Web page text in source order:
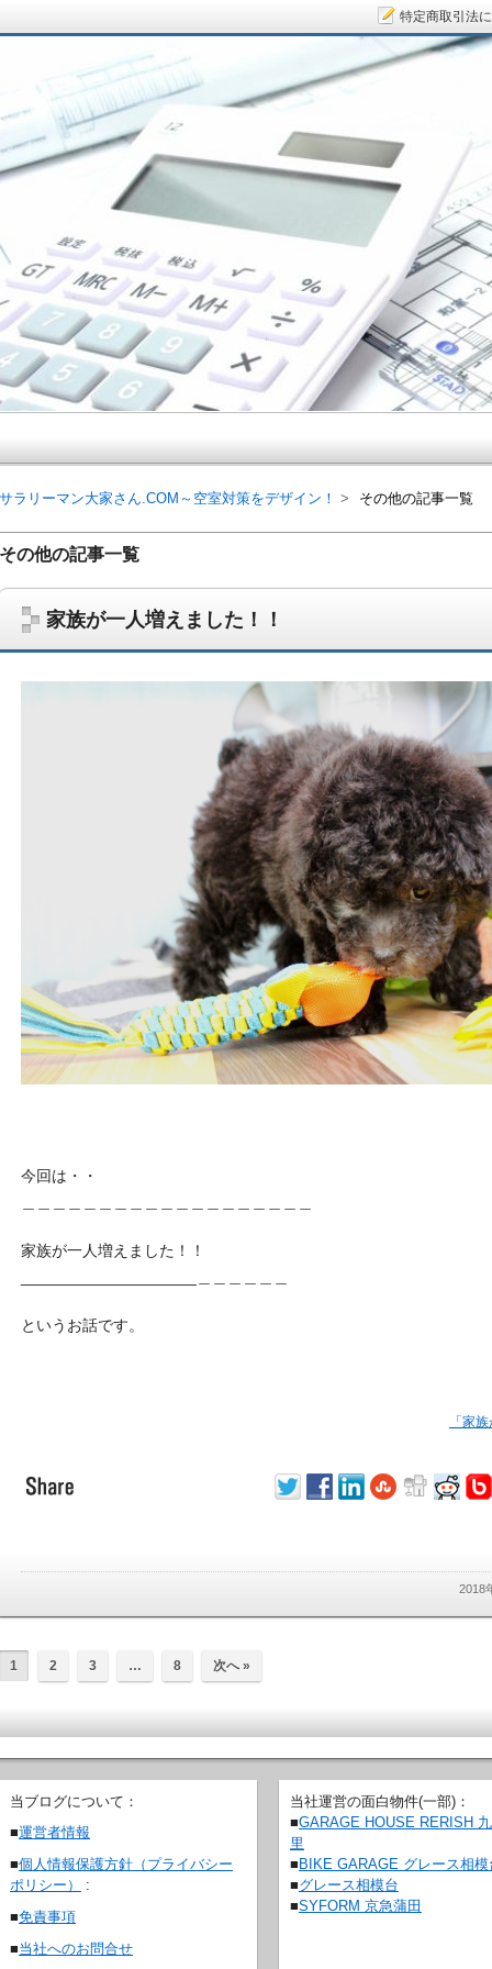
その他の記事一覧
家族が一人増えました！！
今回は・・
家族が一人増えました！！
というお話です。
「家
2018
1 2 3 … 8 次へ »
サラリーマン大家さん.COM～空室対策をデザイン！ その他の記事一覧
サラリーマン大家さん.COM～空
サラリーマン大家さんを応援！マンション経営、アパート経営の空室
ム、大家さん自ら行うネット集客、コンセプト賃貸の導入を研究する
on書籍出版、多拠点居住の暮らしぶり、旅行業務取扱管理者、宅建等
特定商取引法
当ブログについて：
■運営者情報
■個人情報保護方針（プライバシー
ポリシー）
:
■免責事項
■当社へのお問合せ
当社運営の面白物件(一部)：
■GARAGE HOUSE RERISH
里
■BIKE GARAGE グレース相模
■グレース相模台
■SYFORM 京急蒲田